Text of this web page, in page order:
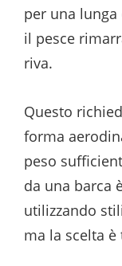
per una
il pesce
riva.
Questo
forma
peso
da una barca
utilizzando
ma la scelta è